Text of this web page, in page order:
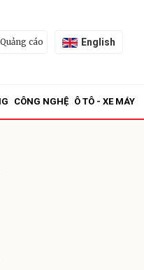
Quảng cáo English
CÔNG NGHỆ Ô TÔ - XE MÁY